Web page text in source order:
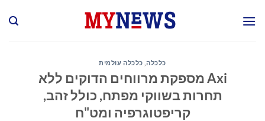
כלכלה, כלכלה עולמית
Axi מספקת מרווחים הדוקים ללא
תחרות בשווקי מפתח, כולל זהב,
קריפטוגרפיה ומט"ח